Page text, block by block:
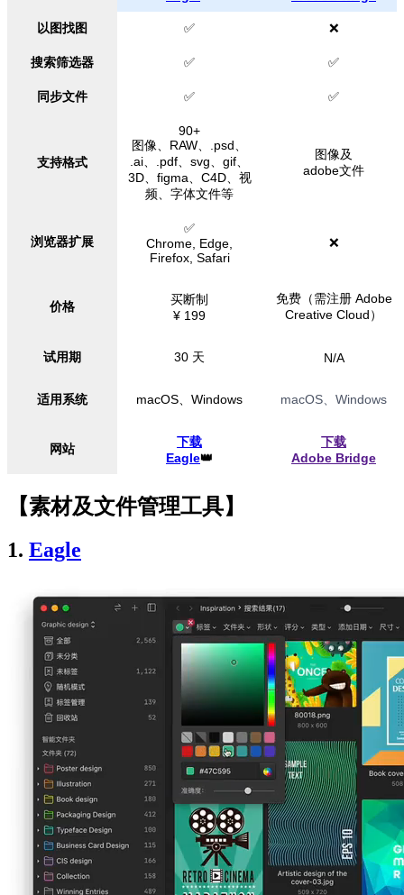
以图找图 ✅ ❌
搜索筛选器 ✅ ✅
同步文件 ✅ ✅
支持格式
90+
图像、RAW、.psd、
.ai、.pdf、svg、gif、
3D、figma、C4D、视
频、字体文件等
图像及
adobe文件
浏览器扩展
✅
Chrome, Edge,
Firefox, Safari
❌
价格
买断制
¥ 199
免费（需注册 Adobe
Creative Cloud）
试用期 30 天 N/A
适用系统 macOS、Windows macOS、Windows
网站
下载
Eagle👑
下载
Adobe Bridge
【素材及文件管理工具】
1. Eagle